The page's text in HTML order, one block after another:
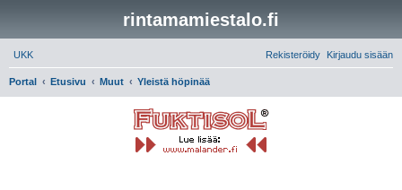
rintamamiestalo.fi
UKK Kirjaudu sisään
Rekisteröidy
Portal Etusivu Muut Yleistä höpinää